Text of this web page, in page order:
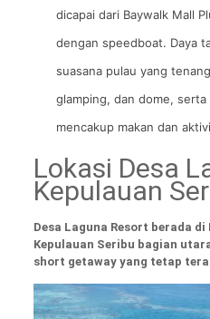
dicapai dari Baywalk Mall
dengan speedboat. Daya
suasana pulau yang
glamping, dan dome,
mencakup makan dan
Lokasi Desa
Kepulauan
Desa Laguna Resort berada
Kepulauan Seribu bagian
short getaway yang tetap